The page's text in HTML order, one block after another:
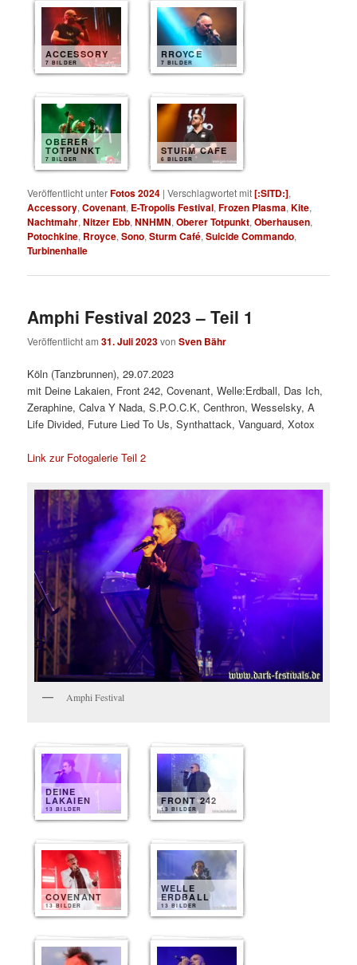
ACCESSORY
7 BILDER
RROYCE
7 BILDER
OBERER
TOTPUNKT
7 BILDER
STURM CAFE
6 BILDER
Veröffentlicht unterFotos 2024 |Verschlagwortet mit[:SITD:],
Accessory,Covenant, E-Tropolis Festival,Frozen Plasma,Kite,
Nachtmahr,Nitzer Ebb,NNHMN,Oberer Totpunkt,Oberhausen,
Potochkine, Rroyce,Sono,Sturm Café,Suicide Commando,
Turbinenhalle
Amphi Festival 2023 – Teil 1
Veröffentlicht am31. Juli 2023vonSven Bähr
Köln (Tanzbrunnen), 29.07.2023
mit Deine Lakaien, Front 242, Covenant, Welle:Erdball, Das Ich,
Zeraphine, Calva Y Nada, S.P.O.C.K, Centhron, Wesselsky, A
Life Divided, Future Lied To Us, Synthattack, Vanguard, Xotox
Link zur Fotogalerie Teil 2
Amphi Festival
DEINE
LAKAIEN
13 BILDER
FRONT 242
13 BILDER
COVENANT
13 BILDER
WELLE
ERDBALL
13 BILDER